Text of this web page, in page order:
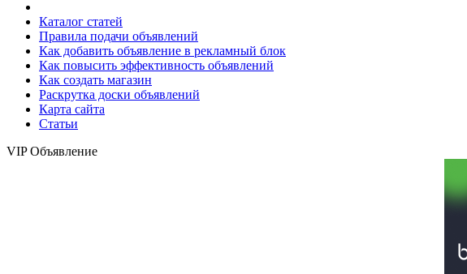
Каталог статей
Правила подачи объявлений
Как добавить объявление в рекламный блок
Как повысить эффективность объявлений
Как создать магазин
Раскрутка доски объявлений
Карта сайта
Статьи
VIP Объявление